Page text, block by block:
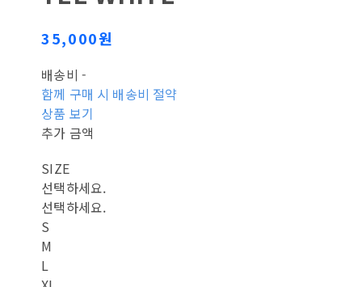
35,000원
배송비 -
함께 구매 시 배송비 절약
상품 보기
추가 금액
SIZE
선택하세요.
선택하세요.
S
M
L